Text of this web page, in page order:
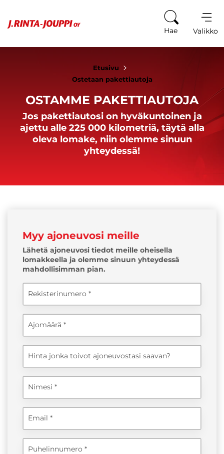
Hae Valikko
Etusivu
Ostetaan pakettiautoja
OSTAMME PAKETTIAUTOJA
Jos pakettiautosi on hyväkuntoinen ja
ajettu alle 225 000 kilometriä, täytä alla
oleva lomake, niin olemme sinuun
yhteydessä!
Myy ajoneuvosi meille
Lähetä ajoneuvosi tiedot meille oheisella
lomakkeella ja olemme sinuun yhteydessä
mahdollisimman pian.
Rekisterinumero
Ajomäärä
Hinta jonka toivot ajoneuvostasi saavan?
Nimesi
Email
Puhelinnumero